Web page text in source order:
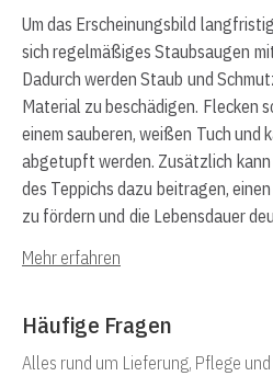
Um das Erscheinungsbild
sich regelmäßiges Staubsaugen
Dadurch werden Staub und
Material zu beschädigen. Flecken
einem sauberen, weißen Tuch und
abgetupft werden. Zusätzlich
des Teppichs dazu beitragen,
zu fördern und die Lebensdauer
Mehr erfahren
Häufige Fragen
Alles rund um Lieferung, Pflege